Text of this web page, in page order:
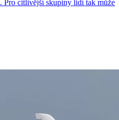
Pro citlivější skupiny lidí tak může